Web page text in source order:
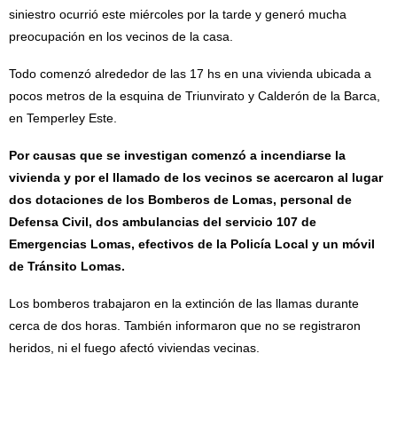
siniestro ocurrió este miércoles por la tarde y generó mucha
preocupación en los vecinos de la casa.
Todo comenzó alrededor de las 17 hs en una vivienda ubicada a
pocos metros de la esquina de Triunvirato y Calderón de la Barca,
en Temperley Este.
Por causas que se investigan comenzó a incendiarse la
vivienda y por el llamado de los vecinos se acercaron al lugar
dos dotaciones de los Bomberos de Lomas, personal de
Defensa Civil, dos ambulancias del servicio 107 de
Emergencias Lomas, efectivos de la Policía Local y un móvil
de Tránsito Lomas.
Los bomberos trabajaron en la extinción de las llamas durante
cerca de dos horas. También informaron que no se registraron
heridos, ni el fuego afectó viviendas vecinas.